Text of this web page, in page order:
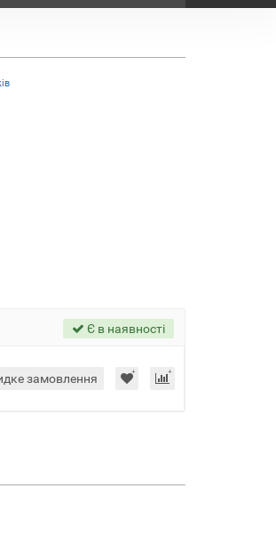
Є в наявності
замовлення